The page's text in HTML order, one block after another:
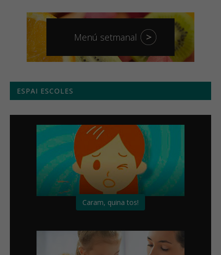
Menú setmanal
ESPAI ESCOLES
Caram, quina tos!